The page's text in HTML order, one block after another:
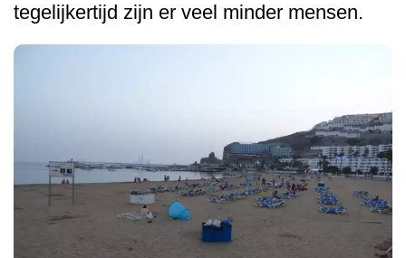
tegelijkertijd zijn er veel minder mensen.